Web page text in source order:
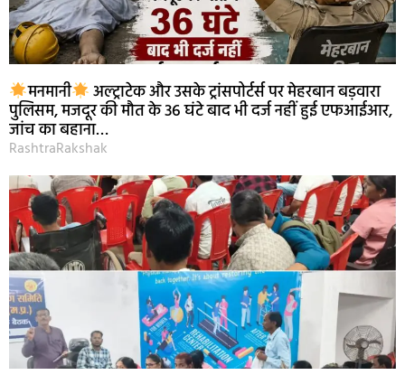
मनमानी अल्ट्राटेक और उसके ट्रांसपोर्टर्स पर मेहरबान बड़वारा
पुलिसम, मजदूर की मौत के 36 घंटे बाद भी दर्ज नहीं हुई एफआईआर,
जांच का बहाना…
RashtraRakshak